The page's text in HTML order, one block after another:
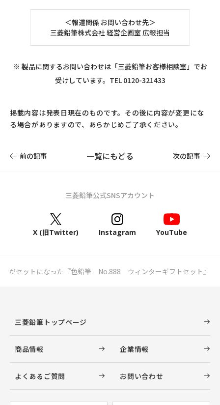
＜報道関係 お問い合わせ先＞
三菱鉛筆株式会社 経営企画室 広報担当
※ 製品に関するお問い合わせは「三菱鉛筆お客様相談室」でお
受けしています。TEL 0120-321433
掲載内容は発表日現在のものです。その後に内容が変更にな
る場合がありますので、あらかじめご了承ください。
前の記事 一覧にもどる 次の記事
三菱鉛筆公式SNSアカウント
X (旧Twitter) Instagram YouTube
がセットになった『色鉛筆 No.888 ウィンターギフトセット』
三菱鉛筆トップページ
商品情報 企業情報
よくあるご質問 お問い合わせ